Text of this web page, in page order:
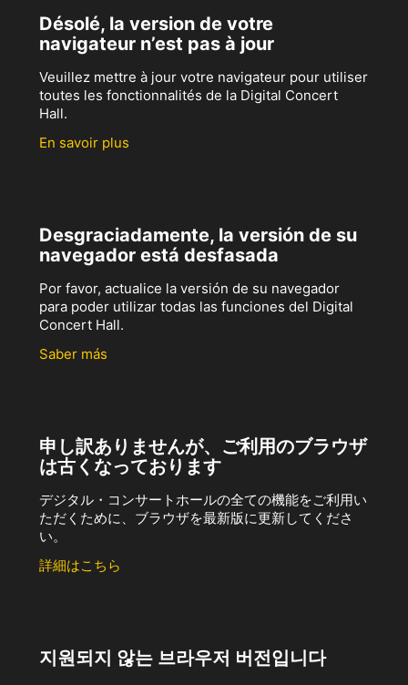
Désolé, la version de votre
navigateur n’est pas à jour
Veuillez mettre à jour votre navigateur pour utiliser
toutes les fonctionnalités de la Digital Concert
Hall.
En savoir plus
Desgraciadamente, la versión de su
navegador está desfasada
Por favor, actualice la versión de su navegador
para poder utilizar todas las funciones del Digital
Concert Hall.
Saber más
申し訳ありませんが、ご利用のブラウザ
は古くなっております
デジタル・コンサートホールの全ての機能をご利用い
ただくために、ブラウザを最新版に更新してくださ
い。
詳細はこちら
지원되지 않는 브라우저 버전입니다